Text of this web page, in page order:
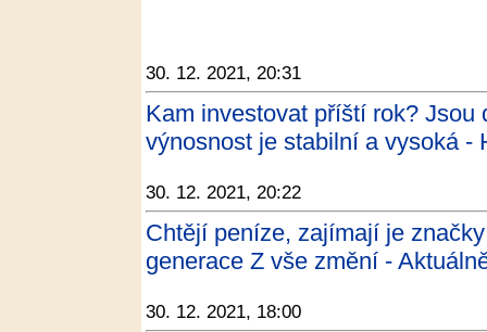
30. 12. 2021, 20:31
Kam investovat příští rok? Jsou
výnosnost je stabilní a vysoká -
30. 12. 2021, 20:22
Chtějí peníze, zajímají je
generace Z vše změní -
30. 12. 2021, 18:00